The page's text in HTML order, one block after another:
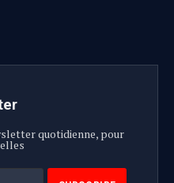
quotidienne, pour